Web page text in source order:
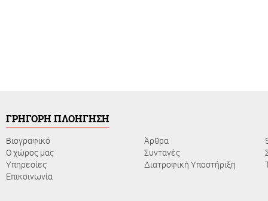
ΓΡΗΓΟΡΗ ΠΛΟΗΓΗΣΗ
Βιογραφικό Άρθρα
Ο χώρος μας
Συνταγές
Υπηρεσίες
Διατροφική Υποστήριξη
Επικοινωνία